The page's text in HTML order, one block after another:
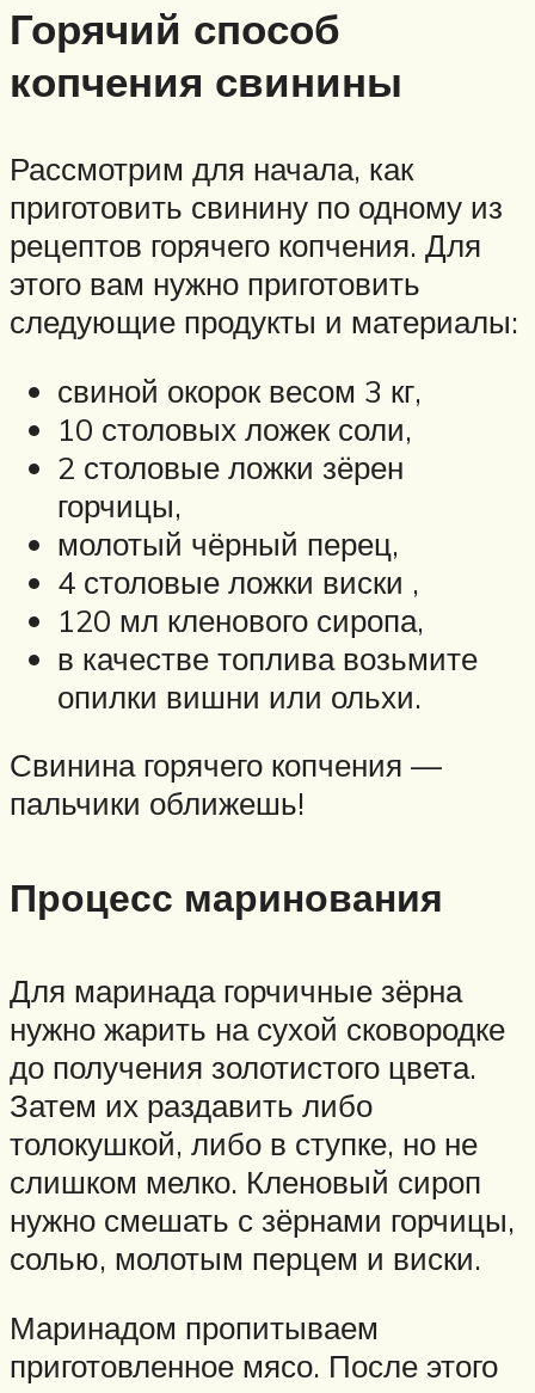
Горячий способ
копчения свинины
Рассмотрим для начала, как
приготовить свинину по одному из
рецептов горячего копчения. Для
этого вам нужно приготовить
следующие продукты и материалы:
свиной окорок весом 3 кг,
10 столовых ложек соли,
2 столовые ложки зёрен
горчицы,
молотый чёрный перец,
4 столовые ложки виски ,
120 мл кленового сиропа,
в качестве топлива возьмите
опилки вишни или ольхи.
Свинина горячего копчения —
пальчики оближешь!
Процесс маринования
Для маринада горчичные зёрна
нужно жарить на сухой сковородке
до получения золотистого цвета.
Затем их раздавить либо
толокушкой, либо в ступке, но не
слишком мелко. Кленовый сироп
нужно смешать с зёрнами горчицы,
солью, молотым перцем и виски.
Маринадом пропитываем
приготовленное мясо. После этого